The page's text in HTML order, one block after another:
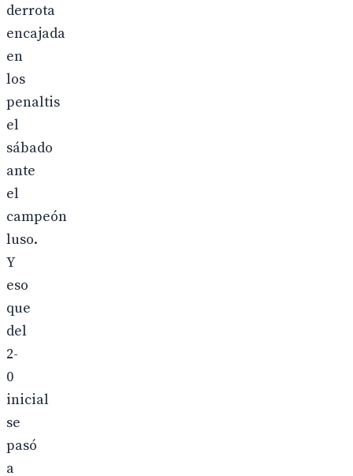
derrota
encajada
en
los
penaltis
el
sábado
ante
el
campeón
luso.
Y
eso
que
del
2-
0
inicial
se
pasó
a